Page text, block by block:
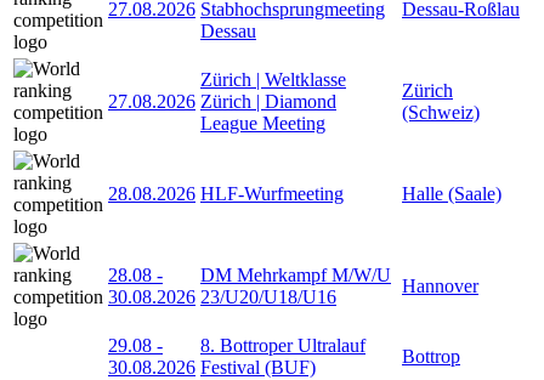
27.08.2026 Stabhochsprungmeeting
Dessau
Dessau-Roßlau
27.08.2026
Zürich | Weltklasse
Zürich | Diamond
League Meeting
Zürich
(Schweiz)
28.08.2026 HLF-Wurfmeeting Halle (Saale)
28.08 -
30.08.2026
DM Mehrkampf M/W/U
23/U20/U18/U16
Hannover
29.08 -
30.08.2026
8. Bottroper Ultralauf
Festival (BUF)
Bottrop